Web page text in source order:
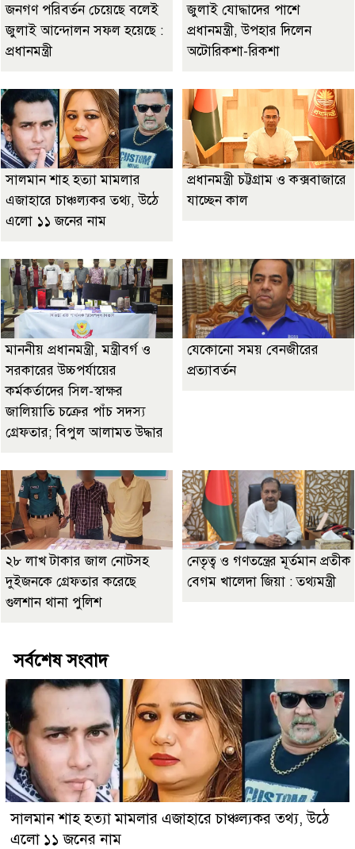
জনগণ পরিবর্তন চেয়েছে বলেই
জুলাই আন্দোলন সফল হয়েছে :
প্রধানমন্ত্রী
জুলাই যোদ্ধাদের পাশে
প্রধানমন্ত্রী, উপহার দিলেন
অটোরিকশা-রিকশা
সালমান শাহ হত্যা মামলার
এজাহারে চাঞ্চল্যকর তথ্য, উঠে
এলো ১১ জনের নাম
প্রধানমন্ত্রী চট্টগ্রাম ও কক্সবাজারে
যাচ্ছেন কাল
মাননীয় প্রধানমন্ত্রী, মন্ত্রীবর্গ ও
সরকারের উচ্চপর্যায়ের
কর্মকর্তাদের সিল-স্বাক্ষর
জালিয়াতি চক্রের পাঁচ সদস্য
গ্রেফতার; বিপুল আলামত উদ্ধার
যেকোনো সময় বেনজীরের
প্রত্যাবর্তন
২৮ লাখ টাকার জাল নোটসহ
দুইজনকে গ্রেফতার করেছে
গুলশান থানা পুলিশ
নেতৃত্ব ও গণতন্ত্রের মূর্তমান প্রতীক
বেগম খালেদা জিয়া : তথ্যমন্ত্রী
সর্বশেষ সংবাদ
সালমান শাহ হত্যা মামলার এজাহারে চাঞ্চল্যকর তথ্য, উঠে
এলো ১১ জনের নাম